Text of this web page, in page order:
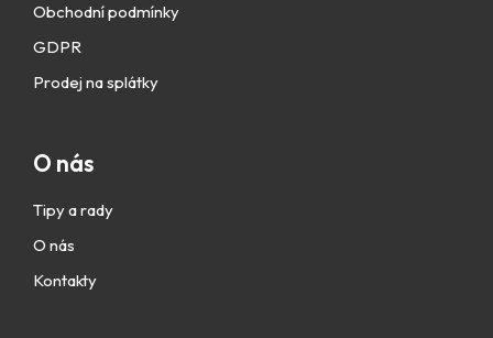
Obchodní podmínky
GDPR
Prodej na splátky
O nás
Tipy a rady
O nás
Kontakty